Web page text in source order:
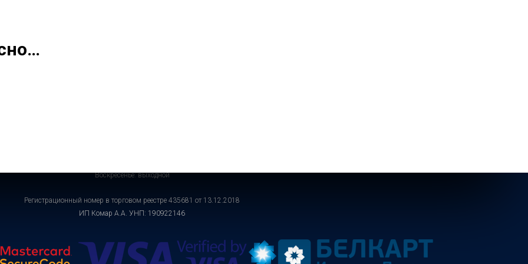
(проспект Независимости 40а, 2 этаж). Доставка по Беларуси (наложенным платежом) от 6 руб.
Воскресенье: выходной
Регистрационный номер в торговом реестре 435681 от 13.12.2018
ИП Комар А.А. УНП: 190922146